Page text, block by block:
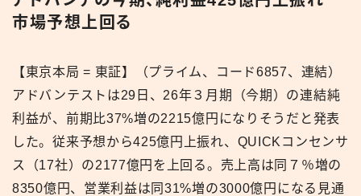
新着
namiten.jp
市場予想上回る
【東京本局 = 東証】（プライム、コード6857、連結）
アドバンテストは29日、26年３月期（今期）の連結純
利益が、前期比37%増の2215億円になりそうだと発表
した。従来予想から425億円上振れ、QUICKコンセンサ
ス（17社）の2177億円を上回る。売上高は同７％増の
8350億円、営業利益は同31%増の3000億円になる見通